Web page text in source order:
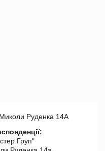
Руденка 14А
Груп"